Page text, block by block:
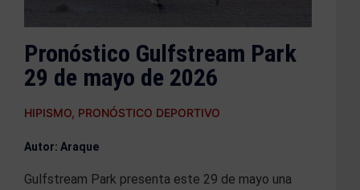
Pronóstico Gulfstream Park
29 de mayo de 2026
HIPISMO, PRONÓSTICO DEPORTIVO
Autor: Araque
Gulfstream Park presenta este 29 de mayo una